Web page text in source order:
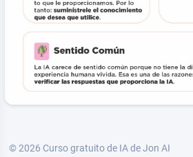
© 2026 Curso gratuito de IA de Jon AI